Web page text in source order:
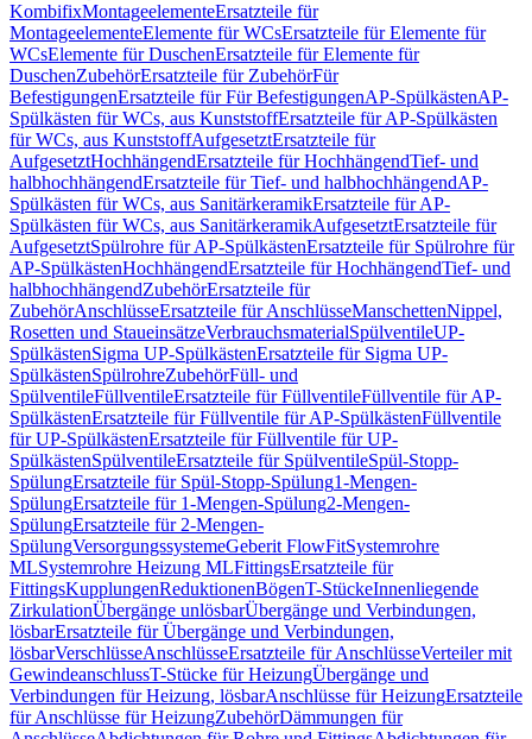
KombifixMontageelementeErsatzteile für
MontageelementeElemente für WCsErsatzteile für Elemente für
WCsElemente für DuschenErsatzteile für Elemente für
DuschenZubehörErsatzteile für ZubehörFür
BefestigungenErsatzteile für Für BefestigungenAP-SpülkästenAP-
Spülkästen für WCs, aus KunststoffErsatzteile für AP-Spülkästen
für WCs, aus KunststoffAufgesetztErsatzteile für
AufgesetztHochhängendErsatzteile für HochhängendTief- und
halbhochhängendErsatzteile für Tief- und halbhochhängendAP-
Spülkästen für WCs, aus SanitärkeramikErsatzteile für AP-
Spülkästen für WCs, aus SanitärkeramikAufgesetztErsatzteile für
AufgesetztSpülrohre für AP-SpülkästenErsatzteile für Spülrohre für
AP-SpülkästenHochhängendErsatzteile für HochhängendTief- und
halbhochhängendZubehörErsatzteile für
ZubehörAnschlüsseErsatzteile für AnschlüsseManschettenNippel,
Rosetten und StaueinsätzeVerbrauchsmaterialSpülventileUP-
SpülkästenSigma UP-SpülkästenErsatzteile für Sigma UP-
SpülkästenSpülrohreZubehörFüll- und
SpülventileFüllventileErsatzteile für FüllventileFüllventile für AP-
SpülkästenErsatzteile für Füllventile für AP-SpülkästenFüllventile
für UP-SpülkästenErsatzteile für Füllventile für UP-
SpülkästenSpülventileErsatzteile für SpülventileSpül-Stopp-
SpülungErsatzteile für Spül-Stopp-Spülung1-Mengen-
SpülungErsatzteile für 1-Mengen-Spülung2-Mengen-
SpülungErsatzteile für 2-Mengen-
SpülungVersorgungssystemeGeberit FlowFitSystemrohre
MLSystemrohre Heizung MLFittingsErsatzteile für
FittingsKupplungenReduktionenBögenT-StückeInnenliegende
ZirkulationÜbergänge unlösbarÜbergänge und Verbindungen,
lösbarErsatzteile für Übergänge und Verbindungen,
lösbarVerschlüsseAnschlüsseErsatzteile für AnschlüsseVerteiler mit
GewindeanschlussT-Stücke für HeizungÜbergänge und
Verbindungen für Heizung, lösbarAnschlüsse für HeizungErsatzteile
für Anschlüsse für HeizungZubehörDämmungen für